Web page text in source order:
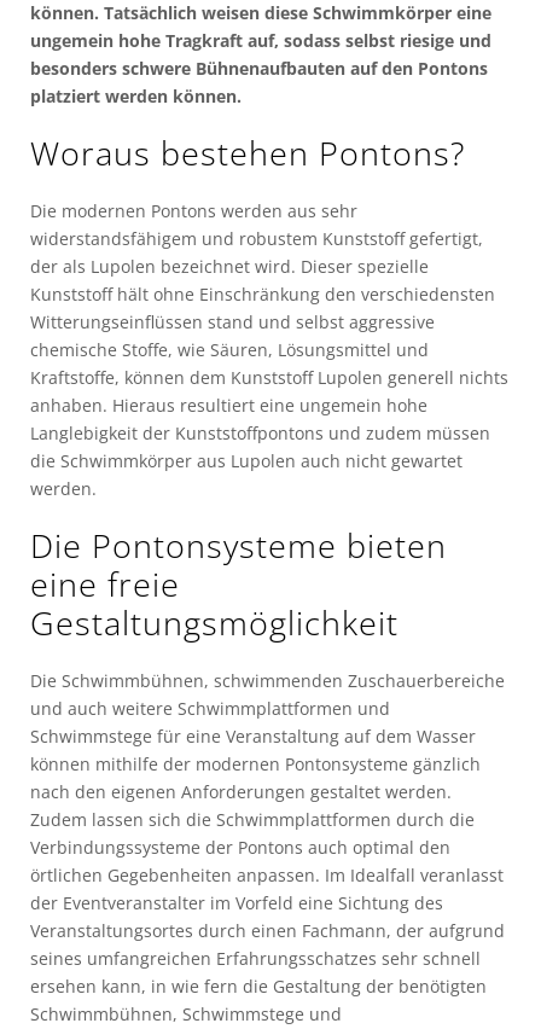
können. Tatsächlich weisen diese Schwimmkörper eine
ungemein hohe Tragkraft auf, sodass selbst riesige und
besonders schwere Bühnenaufbauten auf den Pontons
platziert werden können.
Woraus bestehen Pontons?
Die modernen Pontons werden aus sehr
widerstandsfähigem und robustem Kunststoff gefertigt,
der als Lupolen bezeichnet wird. Dieser spezielle
Kunststoff hält ohne Einschränkung den verschiedensten
Witterungseinflüssen stand und selbst aggressive
chemische Stoffe, wie Säuren, Lösungsmittel und
Kraftstoffe, können dem Kunststoff Lupolen generell nichts
anhaben. Hieraus resultiert eine ungemein hohe
Langlebigkeit der Kunststoffpontons und zudem müssen
die Schwimmkörper aus Lupolen auch nicht gewartet
werden.
Die Pontonsysteme bieten
eine freie
Gestaltungsmöglichkeit
Die Schwimmbühnen, schwimmenden Zuschauerbereiche
und auch weitere Schwimmplattformen und
Schwimmstege für eine Veranstaltung auf dem Wasser
können mithilfe der modernen Pontonsysteme gänzlich
nach den eigenen Anforderungen gestaltet werden.
Zudem lassen sich die Schwimmplattformen durch die
Verbindungssysteme der Pontons auch optimal den
örtlichen Gegebenheiten anpassen. Im Idealfall veranlasst
der Eventveranstalter im Vorfeld eine Sichtung des
Veranstaltungsortes durch einen Fachmann, der aufgrund
seines umfangreichen Erfahrungsschatzes sehr schnell
ersehen kann, in wie fern die Gestaltung der benötigten
Schwimmbühnen, Schwimmstege und